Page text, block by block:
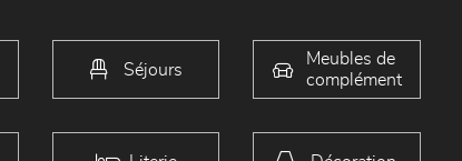
Séjours
Meubles de
complément